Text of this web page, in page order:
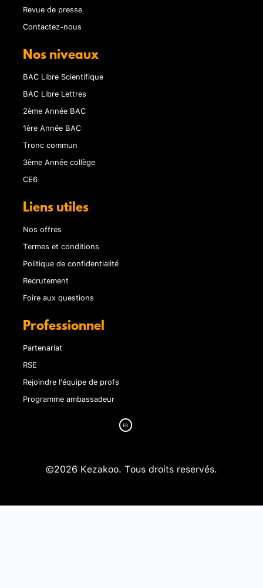
Revue de presse
Contactez-nous
Nos niveaux
BAC Libre Scientifique
BAC Libre Lettres
2ème Année BAC
1ère Année BAC
Tronc commun
3ème Année collège
CE6
Liens utiles
Nos offres
Termes et conditions
Politique de confidentialité
Recrutement
Foire aux questions
Professionnel
Partenariat
RSE
Rejoindre l'équipe de profs
Programme ambassadeur
©2026 Kezakoo. Tous droits reservés.